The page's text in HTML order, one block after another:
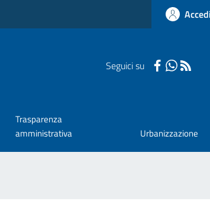
Seguici su
Trasparenza
amministrativa
Urbanizzazione